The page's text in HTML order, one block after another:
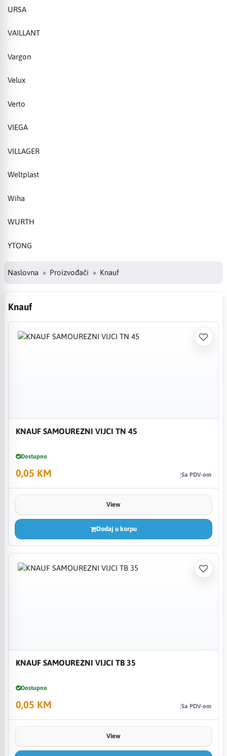
URSA
VAILLANT
Vargon
Velux
Verto
VIEGA
VILLAGER
Weltplast
Wiha
WURTH
YTONG
Naslovna Proizvođači Knauf
Knauf
KNAUF SAMOUREZNI VIJCI TN 45
Dostupno
0,05 KM Sa PDV-om
View
Dodaj u korpu
KNAUF SAMOUREZNI VIJCI TB 35
Dostupno
0,05 KM Sa PDV-om
View